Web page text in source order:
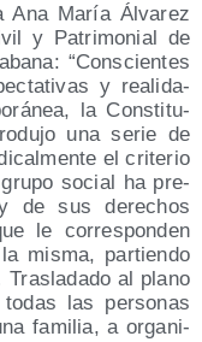
Ana María Álva­rez
y Patri­mo­nial de
“Cons­cien­tes
y reali­da­
la Cons­ti­tu­
una serie de
el cri­te­rio
social ha pre­
de sus dere­chos
le corres­pon­den
mis­ma, par­tien­do
al plano
las per­so­nas
fami­lia, a orga­ni­